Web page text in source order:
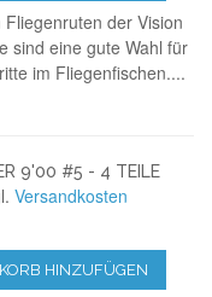
der Vision
sind eine gute Wahl für
im Fliegenfischen....
9'00 #5 - 4 TEILE
Versandkosten
HINZUFÜGEN